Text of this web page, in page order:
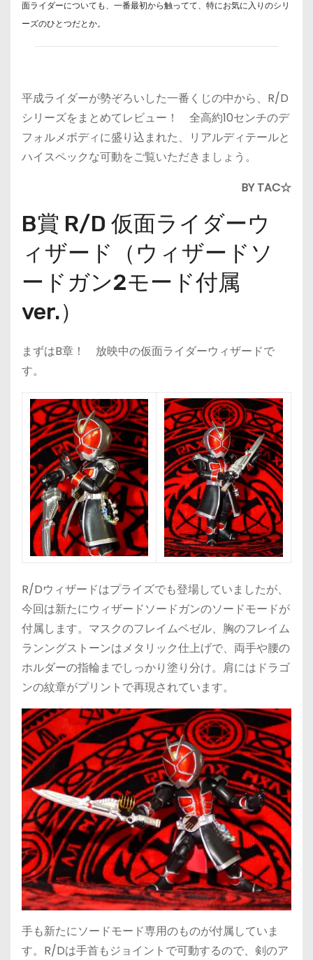
面ライダーについても、一番最初から触ってて、特にお気に入りのシリ
ーズのひとつだとか。
平成ライダーが勢ぞろいした一番くじの中から、R/D
シリーズをまとめてレビュー！ 全高約10センチのデ
フォルメボディに盛り込まれた、リアルディテールと
ハイスペックな可動をご覧いただきましょう。
BY TAC☆
B賞 R/D 仮面ライダーウ
ィザード（ウィザードソ
ードガン2モード付属
ver.）
まずはB章！ 放映中の仮面ライダーウィザードで
す。
R/Dウィザードはプライズでも登場していましたが、
今回は新たにウィザードソードガンのソードモードが
付属します。マスクのフレイムベゼル、胸のフレイム
ランングストーンはメタリック仕上げで、両手や腰の
ホルダーの指輪までしっかり塗り分け。肩にはドラゴ
ンの紋章がプリントで再現されています。
手も新たにソードモード専用のものが付属していま
す。R/Dは手首もジョイントで可動するので、剣のア